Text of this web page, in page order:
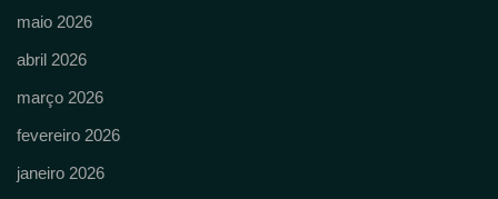
maio 2026
abril 2026
março 2026
fevereiro 2026
janeiro 2026